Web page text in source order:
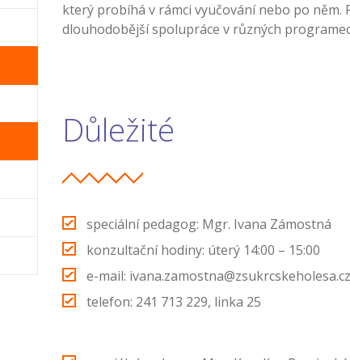
který probíhá v rámci vyučování nebo po něm.
dlouhodobější spolupráce v různých
Důležité
speciální pedagog: Mgr. Ivana Zámostná
konzultační hodiny: úterý 14:00 – 15:00
e-mail: ivana.zamostna@zsukrcskeholesa.cz
telefon: 241 713 229, linka 25